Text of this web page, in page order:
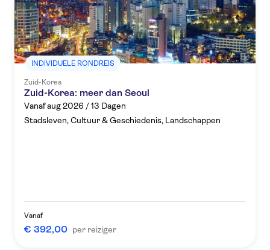
INDIVIDUELE RONDREIS
Zuid-Korea
Zuid-Korea: meer dan Seoul
Vanaf aug 2026 / 13 Dagen
Stadsleven, Cultuur & Geschiedenis, Landschappen
Vanaf
€ 392,00 per reiziger